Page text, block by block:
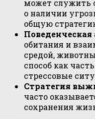
может служить
о наличии
общую
обитания и
средой,
способ как
стрессовые
Стратегия
часто
сохранения